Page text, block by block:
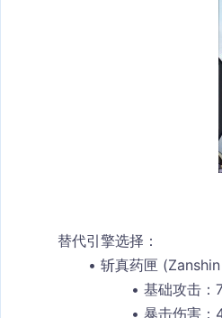
替代引擎选择：
斩真药匣
基础攻击：
暴击伤害：